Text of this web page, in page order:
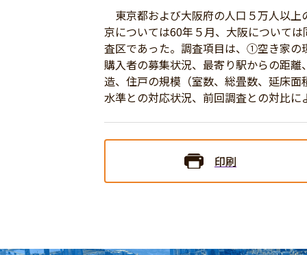
東京都および大阪府の人口５万人以上
京については60年５月、大阪について
査区であった。調査項目は、①空き家の
購入者の募集状況、最寄り駅からの距
造、住戸の規模（室数、総畳数、延床
水準との対応状況、前回調査との対比
印刷